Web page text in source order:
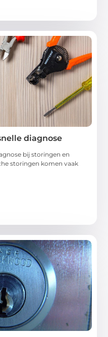
diagnose
bij storingen en
storingen komen vaak